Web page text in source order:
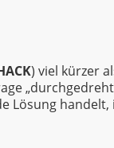
) viel kürzer
Lösung